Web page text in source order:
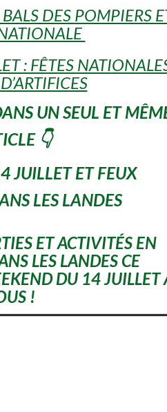
DES POMPIERS
: FÊTES
UN SEUL ET
👇
JUILLET ET FEUX
LES LANDES
ET ACTIVITÉS EN
LES LANDES CE
DU 14 JUILLET
!